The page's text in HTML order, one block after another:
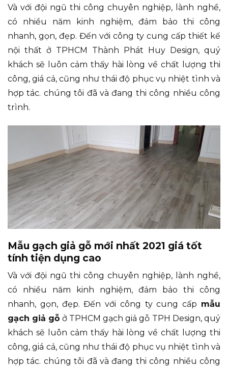
Và với đội ngũ thi công chuyên nghiệp, lành nghề,
có nhiều năm kinh nghiệm, đảm bảo thi công
nhanh, gọn, đẹp. Đến với công ty cung cấp thiết kế
nội thất ở TPHCM Thành Phát Huy Design, quý
khách sẽ luôn cảm thấy hài lòng về chất lượng thi
công, giá cả, cũng như thái độ phục vụ nhiệt tình và
hợp tác. chúng tôi đã và đang thi công nhiều công
trình.
Mẫu gạch giả gỗ mới nhất 2021 giá tốt
tính tiện dụng cao
Và với đội ngũ thi công chuyên nghiệp, lành nghề,
có nhiều năm kinh nghiệm, đảm bảo thi công
nhanh, gọn, đẹp. Đến với công ty cung cấp mẫu
gạch giả gỗ ở TPHCM gạch giả gỗ TPH Design, quý
khách sẽ luôn cảm thấy hài lòng về chất lượng thi
công, giá cả, cũng như thái độ phục vụ nhiệt tình và
hợp tác. chúng tôi đã và đang thi công nhiều công